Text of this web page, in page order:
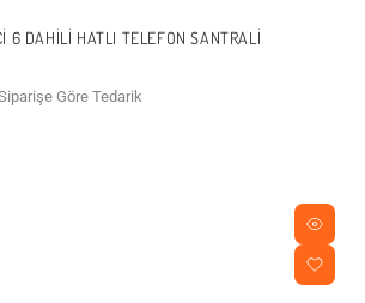
6 DAHILI HATLI TELEFON SANTRALI
Göre Tedarik